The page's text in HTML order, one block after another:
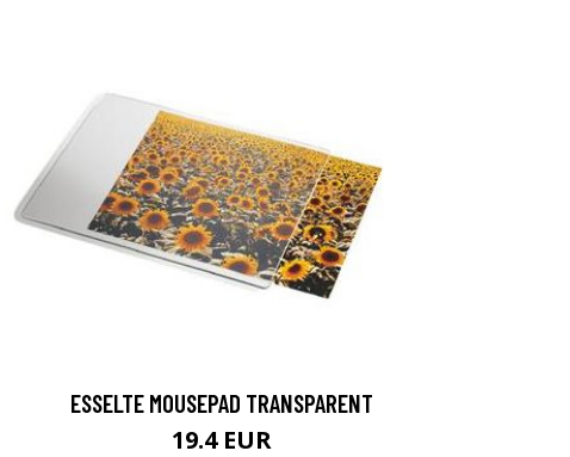
ESSELTE MOUSEPAD TRANSPARENT
19.4 EUR